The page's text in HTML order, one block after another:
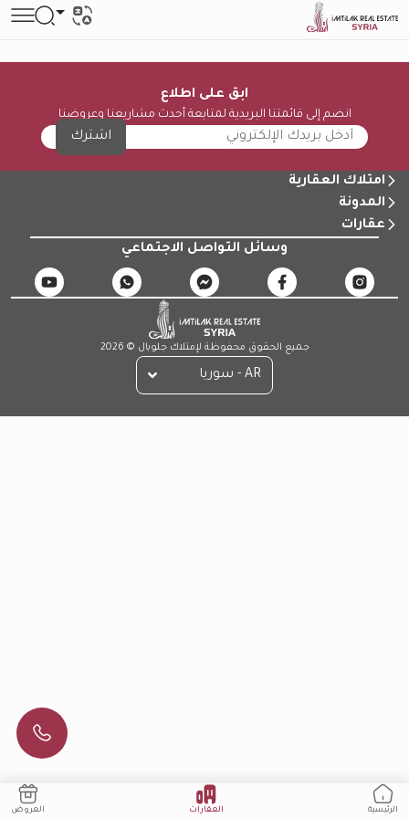
الرئيسية العقارات العروض
ابق على اطلاع
انضم إلى قائمتنا البريدية لمتابعة أحدث مشاريعنا وعروضنا
اشترك
امتلاك العقارية
المدونة
عقارات
وسائل التواصل الاجتماعي
جميع الحقوق محفوظة لإمتلاك جلوبال © 2026
AR - سوريا